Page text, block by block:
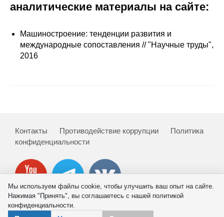
Противодействие коррупции
Издания
Проблемы прогнозирования
Номера журналов
аналитические материалы на сайте:
Машиностроение: тенденции развития и
международные сопоставления // "Научные труды",
2016
Контакты Противодействие коррупции
Политика
конфиденциальности
Мы используем файлы cookie, чтобы улучшить ваш опыт на сайте.
Нажимая "Принять", вы соглашаетесь с нашей политикой
конфиденциальности.